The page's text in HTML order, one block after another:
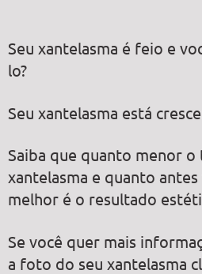
Seu xantelasma é feio e
lo?
Seu xantelasma está
Saiba que quanto menor o
xantelasma e quanto
melhor é o resultado
Se você quer mais
a foto do seu xantelasma